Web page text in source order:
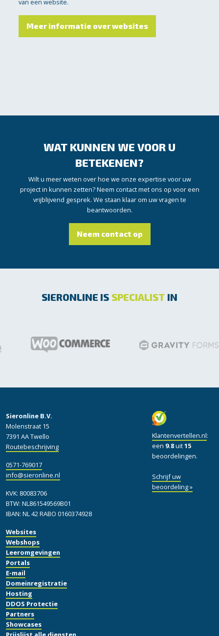
Meer informatie over websites
WAT KUNNEN WE VOOR U
BETEKENEN?
Wilt u meer weten over hoe we onze expertise voor uw
project in kunnen zetten? Neem contact met ons op voor een
vrijblijvend gesprek. We staan klaar om uw vragen te
beantwoorden.
Neem contact op
SIERONLINE IS SPECIALIST IN
Websites
Webshops
Leeromgevingen
Portals
E-mail
Domeinregistratie
Hosting
DDOS Protectie
Partners
Showcases
Klantenvertellen.nl:
een 9.8uit15
beoordelingen.
Schrijf uw
beoordeling »
Sieronline B.V.
Molenstraat 15
7391 AA Twello
Routebeschrijving
0571-769017
info@sieronline.nl
KVK: 80083706
BTW: NL861549569B01
IBAN: NL 42 RABO 0160374928